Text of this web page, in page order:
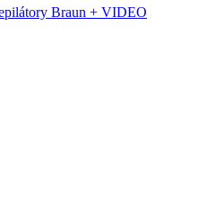
Braun + VIDEO